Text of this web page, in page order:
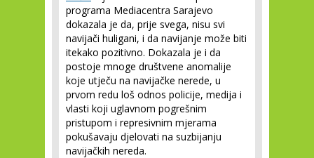
programa Mediacentra Sarajevo
dokazala je da, prije svega, nisu svi
navijači huligani, i da navijanje može biti
itekako pozitivno. Dokazala je i da
postoje mnoge društvene anomalije
koje utječu na navijačke nerede, u
prvom redu loš odnos policije, medija i
vlasti koji uglavnom pogrešnim
pristupom i represivnim mjerama
pokušavaju djelovati na suzbijanju
navijačkih nereda.